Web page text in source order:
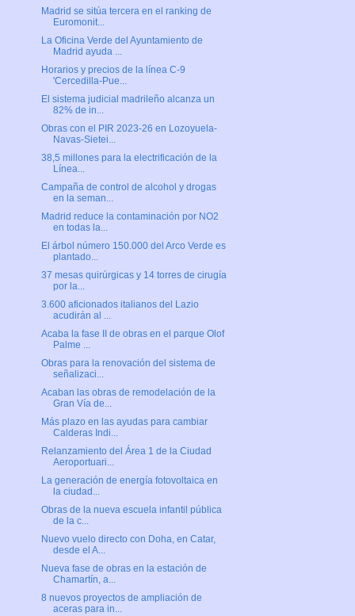
Madrid se sitúa tercera en el ranking de
Euromonit...
La Oficina Verde del Ayuntamiento de
Madrid ayuda ...
Horarios y precios de la línea C-9
'Cercedilla-Pue...
El sistema judicial madrileño alcanza un
82% de in...
Obras con el PIR 2023-26 en Lozoyuela-
Navas-Sietei...
38,5 millones para la electrificación de la
Línea...
Campaña de control de alcohol y drogas
en la seman...
Madrid reduce la contaminación por NO2
en todas la...
El árbol número 150.000 del Arco Verde es
plantado...
37 mesas quirúrgicas y 14 torres de cirugía
por la...
3.600 aficionados italianos del Lazio
acudirán al ...
Acaba la fase II de obras en el parque Olof
Palme ...
Obras para la renovación del sistema de
señalizaci...
Acaban las obras de remodelación de la
Gran Vía de...
Más plazo en las ayudas para cambiar
Calderas Indi...
Relanzamiento del Área 1 de la Ciudad
Aeroportuari...
La generación de energía fotovoltaica en
la ciudad...
Obras de la nueva escuela infantil pública
de la c...
Nuevo vuelo directo con Doha, en Catar,
desde el A...
Nueva fase de obras en la estación de
Chamartín, a...
8 nuevos proyectos de ampliación de
aceras para in...